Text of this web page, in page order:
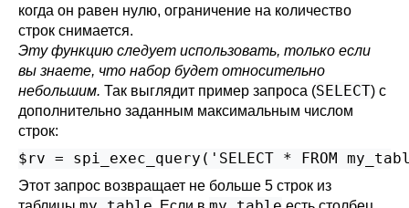
когда он равен нулю, ограничение на количество
строк снимается.
Эту функцию следует использовать, только если
вы знаете, что набор будет относительно
небольшим. Так выглядит пример запроса (SELECT) с
дополнительно заданным максимальным числом
строк:
$rv = spi_exec_query('SELECT * FROM
Этот запрос возвращает не больше 5 строк из